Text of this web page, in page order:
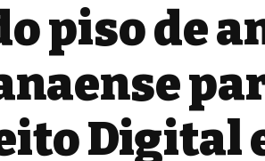
piso de
Digital